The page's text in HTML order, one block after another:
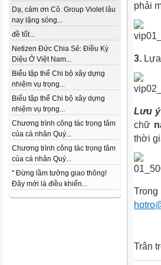
Dạ, cảm ơn Cô. Group Violet lâu
nay lặng sóng...
đề tốt...
Netizen Đức Chia Sẻ: Điều Kỳ
Diệu Ở Việt Nam...
Biểu tập thể Chi bộ xây dựng
nhiệm vụ trọng...
Biểu tập thể Chi bộ xây dựng
nhiệm vụ trọng...
Chương trình công tác trọng tâm
của cá nhân Quý...
Chương trình công tác trọng tâm
của cá nhân Quý...
" Đừng lầm tưởng giao thông!
Đây mới là điều khiến...
phải
3.
Lưu ý
chữ
thời
Trân